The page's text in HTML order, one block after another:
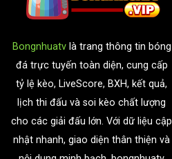
Bongnhuatvlà trang thông tin bóng
đá trực tuyến toàn diện, cung cấp
tỷ lệ kèo, LiveScore, BXH, kết quả,
lịch thi đấu và soi kèo chất lượng
cho các giải đấu lớn. Với dữ liệu cập
nhật nhanh, giao diện thân thiện và